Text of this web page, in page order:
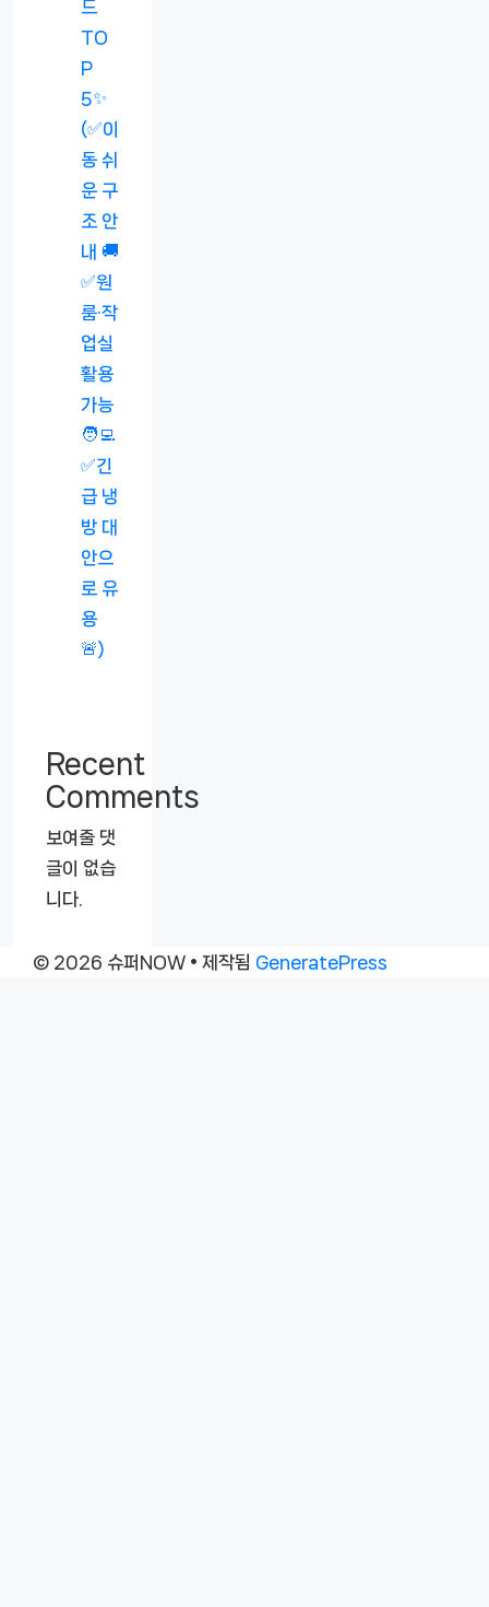
드
TO
P
5✨
(✅이
동 쉬
운 구
조 안
내 🚚
✅원
룸·작
업실
활용
가능
🧑‍💻
✅긴
급 냉
방 대
안으
로 유
용
🚨)
Recent
Comments
보여줄 댓
글이 없습
니다.
© 2026 슈퍼NOW • 제작됨 GeneratePress